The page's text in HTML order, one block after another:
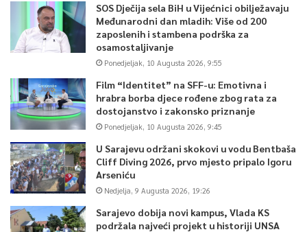
SOS Dječija sela BiH u Vijećnici obilježavaju
Međunarodni dan mladih: Više od 200
zaposlenih i stambena podrška za
osamostaljivanje
Ponedjeljak, 10 Augusta 2026, 9:55
Film “Identitet” na SFF-u: Emotivna i
hrabra borba djece rođene zbog rata za
dostojanstvo i zakonsko priznanje
Ponedjeljak, 10 Augusta 2026, 9:45
U Sarajevu održani skokovi u vodu Bentbaša
Cliff Diving 2026, prvo mjesto pripalo Igoru
Arseniću
Nedjelja, 9 Augusta 2026, 19:26
Sarajevo dobija novi kampus, Vlada KS
podržala najveći projekt u historiji UNSA